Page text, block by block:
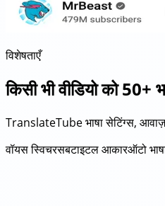
विशेषताएँ
किसी भी वीडियो को
TranslateTube भाषा सेटिंग्स, आवाज़
वॉयस स्विचरसबटाइटल आकारऑटो